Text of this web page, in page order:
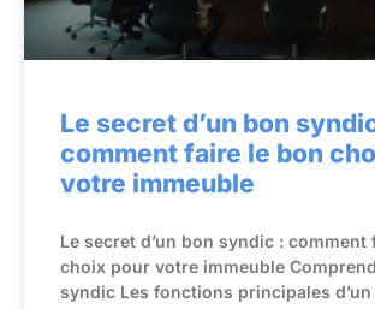
Le secret d’un bon
comment faire le bon
votre immeuble
Le secret d’un bon syndic : comment
choix pour votre immeuble
syndic Les fonctions principales